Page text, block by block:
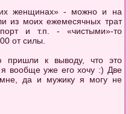
женщинах» - можно и на
из моих ежемесячных трат
и т.п. - «чистыми»-то
от силы.
пришли к выводу, что это
вообще уже его хочу :) Две
да и мужику я могу не